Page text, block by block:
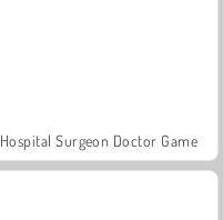
Hospital Surgeon Doctor Game